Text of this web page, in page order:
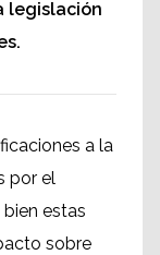
legislación
a la
por el
estas
sobre